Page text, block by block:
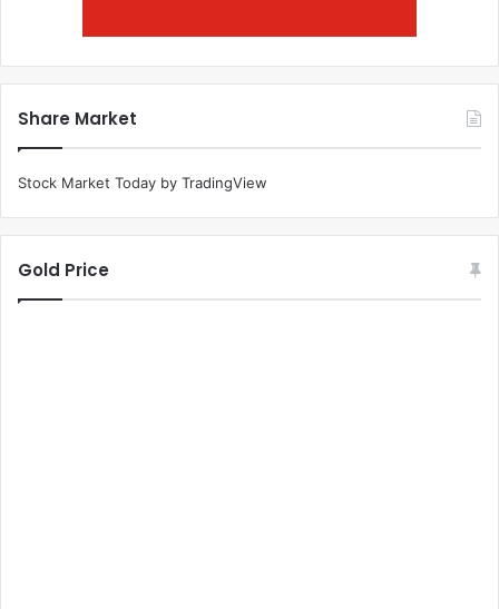
Share Market
Stock Market Today by TradingView
Gold Price